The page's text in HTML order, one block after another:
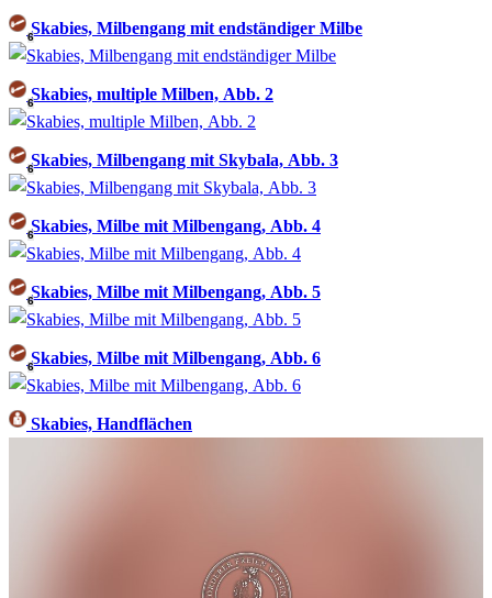
6Skabies, Milbengang mit endständiger Milbe
6Skabies, multiple Milben, Abb. 2
6Skabies, Milbengang mit Skybala, Abb. 3
6Skabies, Milbe mit Milbengang, Abb. 4
6Skabies, Milbe mit Milbengang, Abb. 5
6Skabies, Milbe mit Milbengang, Abb. 6
Skabies, Handflächen